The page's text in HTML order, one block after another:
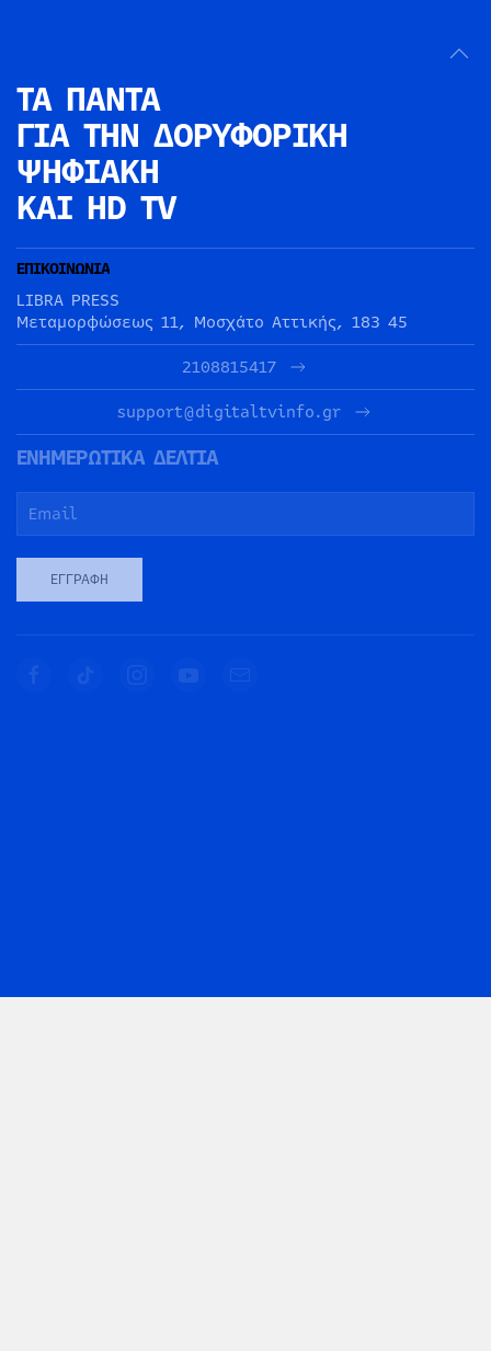
ΤΑ ΠΑΝΤΑ
ΓΙΑ ΤΗΝ ΔΟΡΥΦΟΡΙΚΗ
ΨΗΦΙΑΚΗ
ΚΑΙ HD TV
ΕΠΙΚΟΙΝΩΝΙΑ
LIBRA PRESS
Μεταμορφώσεως 11, Μοσχάτο Αττικής, 183 45
2108815417
support@digitaltvinfo.gr
ΕΝΗΜΕΡΩΤΙΚΑ ΔΕΛΤΙΑ
ΕΓΓΡΑΦΉ